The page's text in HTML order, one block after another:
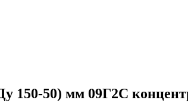
150-50) мм 09Г2С